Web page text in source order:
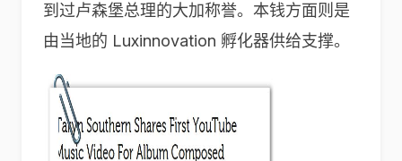
到过卢森堡总理的大加称誉。本钱方面则是
由当地的 Luxinnovation 孵化器供给支撑。